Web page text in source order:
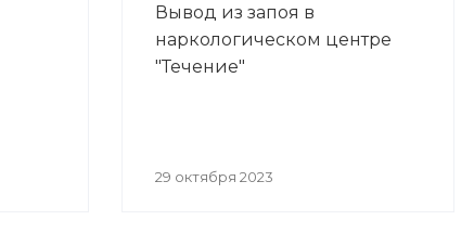
Вывод из запоя в
наркологическом центре
"Течение"
29 октября 2023